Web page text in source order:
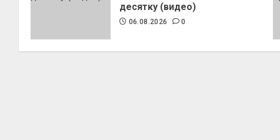
десятку (видео)
06.08.2026 0